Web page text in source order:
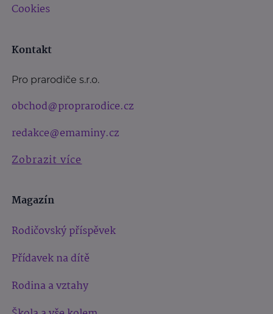
Cookies
Kontakt
Pro prarodiče s.r.o.
obchod@proprarodice.cz
redakce@emaminy.cz
Zobrazit více
Magazín
Rodičovský příspěvek
Přídavek na dítě
Rodina a vztahy